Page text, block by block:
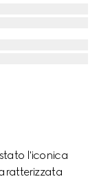
l'iconica